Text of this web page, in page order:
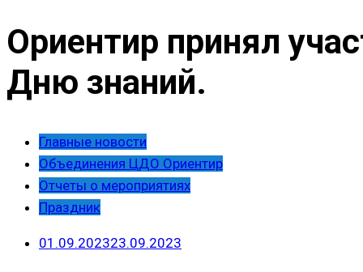
Ориентир принял
Дню знаний.
Главные новости
Объединения ЦДО Ориентир
Отчеты о мероприятиях
Праздник
01.09.202323.09.2023